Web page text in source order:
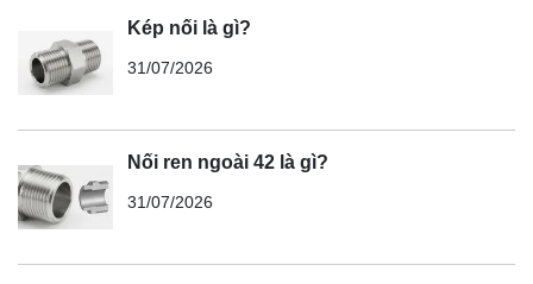
Kép nối là gì?
31/07/2026
Nối ren ngoài 42 là gì?
31/07/2026